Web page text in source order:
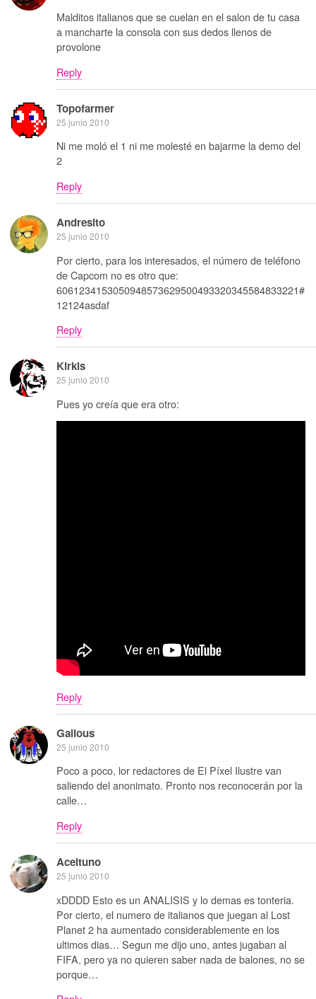
Malditos italianos que se cuelan en el salon de tu casa
a mancharte la consola con sus dedos llenos de
provolone
Reply
Topofarmer
25 junio 2010
Ni me moló el 1 ni me molesté en bajarme la demo del
2
Reply
Andresito
25 junio 2010
Por cierto, para los interesados, el número de teléfono
de Capcom no es otro que:
6061234153050948573629500493320345584833221#
12124asdaf
Reply
Kirkis
25 junio 2010
Pues yo creía que era otro:
Reply
Galious
25 junio 2010
Poco a poco, lor redactores de El Píxel Ilustre van
saliendo del anonimato. Pronto nos reconocerán por la
calle…
Reply
Aceituno
25 junio 2010
xDDDD Esto es un ANALISIS y lo demas es tonteria.
Por cierto, el numero de italianos que juegan al Lost
Planet 2 ha aumentado considerablemente en los
ultimos dias… Segun me dijo uno, antes jugaban al
FIFA, pero ya no quieren saber nada de balones, no se
porque…